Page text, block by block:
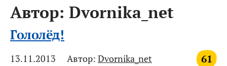
Автор: Dvornika_net
Гололёд!
61
13.11.2013 Автор: Dvornika_net